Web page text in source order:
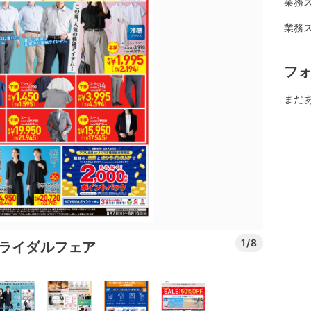
イダルフェア 1/8
業務
フ
まだ